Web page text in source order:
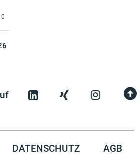
0
DATENSCHUTZ AGB